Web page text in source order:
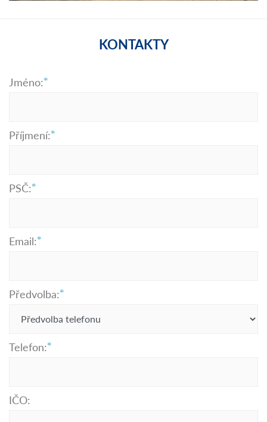
KONTAKTY
Jméno:
Příjmení:
PSČ:
Email:
Předvolba:
Telefon:
IČO: